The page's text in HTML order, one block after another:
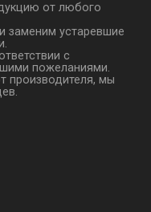
от любого
заменим устаревшие
с
пожеланиями.
производителя, мы